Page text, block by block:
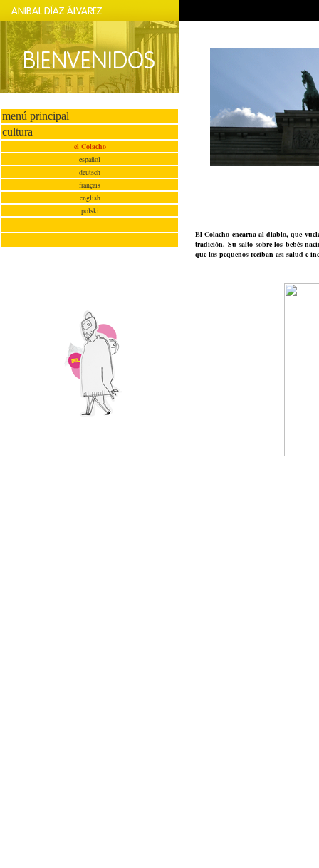
El Colacho encarna al diablo, que
tradición. Su salto sobre los bebés
que los pequeños reciban así salud e
menú principal
cultura
el Colacho
español
deutsch
français
english
polski